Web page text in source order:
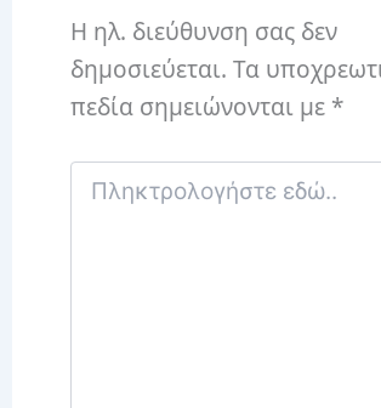
Η ηλ. διεύθυνση σας δεν
δημοσιεύεται. Τα
πεδία σημειώνονται με *
Πληκτρολογήστε
εδώ..